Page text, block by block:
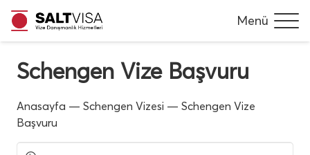
Menü
Schengen Vize Başvuru
Anasayfa — Schengen Vizesi — Schengen Vize
Başvuru